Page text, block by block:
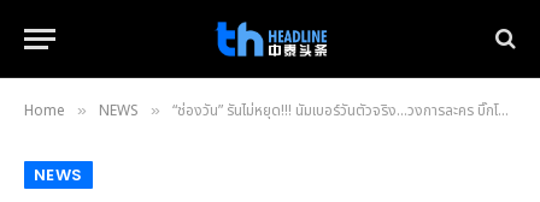
Home » NEWS » “ช่องวัน” รันไม่หยุด!!! นัมเบอร์วันตัวจริง…วงการละคร บิ๊กโปรเจ็ค “ละครครึ่งปีหลัง 2567” ลงจอพรึ่บ!!!
NEWS